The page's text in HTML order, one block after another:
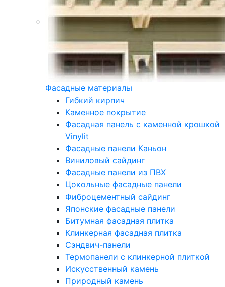
Фасадные материалы
Гибкий кирпич
Каменное покрытие
Фасадная панель с каменной крошкой
Vinylit
Фасадные панели Каньон
Виниловый сайдинг
Фасадные панели из ПВХ
Цокольные фасадные панели
Фиброцементный сайдинг
Японские фасадные панели
Битумная фасадная плитка
Клинкерная фасадная плитка
Сэндвич-панели
Термопанели с клинкерной плиткой
Искусственный камень
Природный камень